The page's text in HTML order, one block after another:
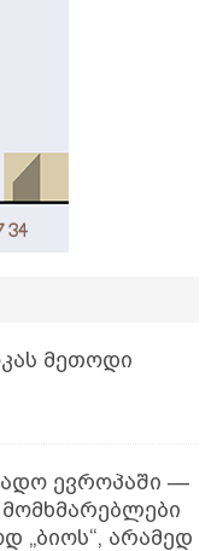
მეთოდი
ევროპაში —
„ბიოს“, არამედ